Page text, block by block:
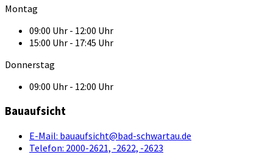
Montag
09:00 Uhr - 12:00 Uhr
15:00 Uhr - 17:45 Uhr
Donnerstag
09:00 Uhr - 12:00 Uhr
Bauaufsicht
E-Mail: bauaufsicht@bad-schwartau.de
Telefon: 2000-2621, -2622, -2623